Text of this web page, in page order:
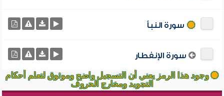
سورة النبأ
سورة الإنفطار
وجود هذا الرمز يعني أن التسجيل واضح وموثوق لتعلم أحكام
التجويد ومخارج الحروف